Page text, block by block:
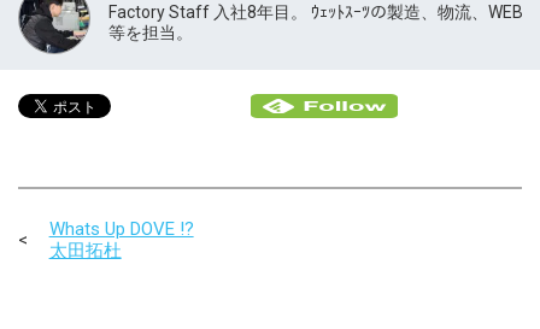
Factory Staff 入社8年目。 ｳｪｯﾄｽｰﾂの製造、物流、WEB
等を担当。
Whats Up DOVE !?
太田拓杜